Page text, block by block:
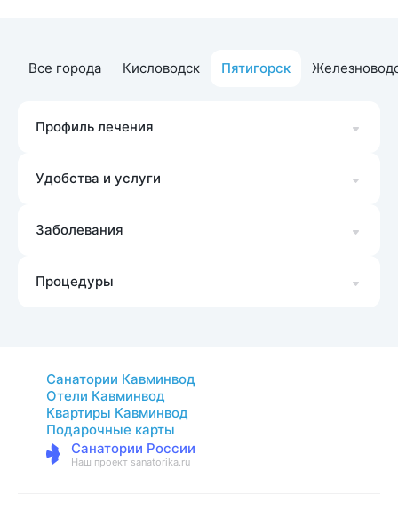
Все города Кисловодск Пятигорск
Профиль лечения
Удобства и услуги
Заболевания
Процедуры
Санатории Кавминвод
Отели Кавминвод
Квартиры Кавминвод
Подарочные карты
Санатории России
Наш проект sanatorika.ru